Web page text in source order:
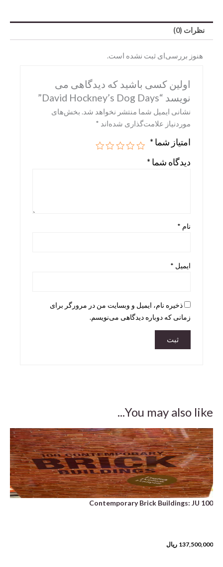
Abrams
Motorbooks
Skira
teNeues
نظرات (0)
هنوز بررسی‌ای ثبت نشده است.
اولین کسی باشید که دیدگاهی می
نویسد “David Hockney’s Dog Days”
نشانی ایمیل شما منتشر نخواهد شد. بخش‌های
موردنیاز علامت‌گذاری شده‌اند *
امتیاز شما *
دیدگاه شما *
نام *
ایمیل *
ذخیره نام، ایمیل و وبسایت من در مرورگر برای
زمانی که دوباره دیدگاهی می‌نویسم.
You may also like...
100 Contemporary Brick Buildings: JU
137,500,000 ریال